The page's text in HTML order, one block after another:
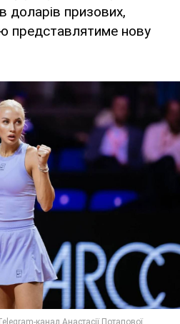
доларів призових,
представлятиме нову